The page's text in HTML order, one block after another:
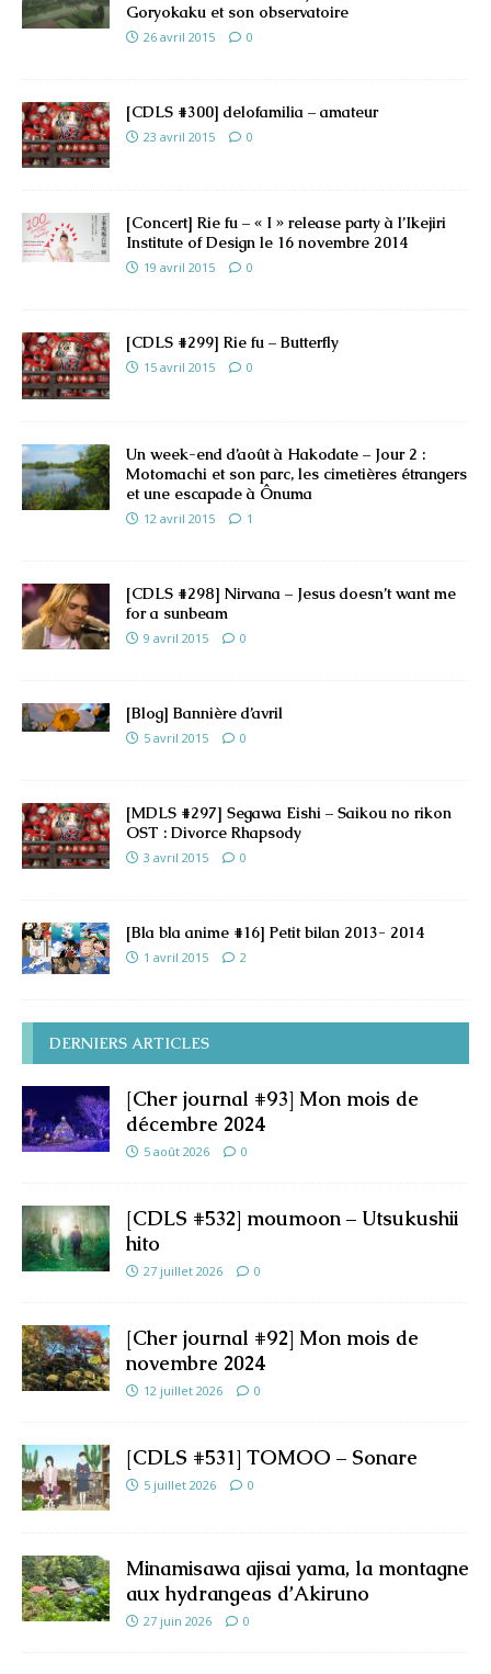
Goryokaku et son observatoire
26 avril 2015 0
[CDLS #300] delofamilia – amateur
23 avril 2015 0
[Concert] Rie fu – « I » release party à l’Ikejiri
Institute of Design le 16 novembre 2014
19 avril 2015 0
[CDLS #299] Rie fu – Butterfly
15 avril 2015 0
Un week-end d’août à Hakodate – Jour 2 :
Motomachi et son parc, les cimetières étrangers
et une escapade à Ônuma
12 avril 2015 1
[CDLS #298] Nirvana – Jesus doesn’t want me
for a sunbeam
9 avril 2015 0
[Blog] Bannière d’avril
5 avril 2015 0
[MDLS #297] Segawa Eishi – Saikou no rikon
OST : Divorce Rhapsody
3 avril 2015 0
[Bla bla anime #16] Petit bilan 2013- 2014
1 avril 2015 2
DERNIERS ARTICLES
[Cher journal #93] Mon mois de
décembre 2024
5 août 2026 0
[CDLS #532] moumoon – Utsukushii
hito
27 juillet 2026 0
[Cher journal #92] Mon mois de
novembre 2024
12 juillet 2026 0
[CDLS #531] TOMOO – Sonare
5 juillet 2026 0
Minamisawa ajisai yama, la montagne
aux hydrangeas d’Akiruno
27 juin 2026 0